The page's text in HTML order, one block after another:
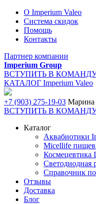
О Imperium Valeo
Система скидок
Помощь
Контакты
Партнер компании
Imperium Group
ВСТУПИТЬ В
КАТАЛОГ Imperium Valeo
+7 (903) 275-19-03 Марина
ВСТУПИТЬ В
Каталог
Аквабиотики
Micellife
Космецевтика
Светодиодная
Справочник
Отзывы
Доставка
Блог